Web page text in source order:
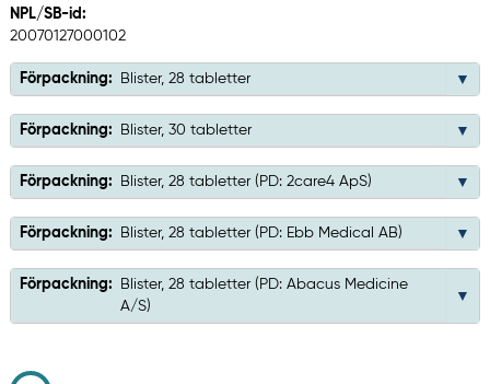
NPL/SB-id:
20070127000102
Förpackning: Blister, 28 tabletter
Förpackning: Blister, 30 tabletter
Förpackning: Blister, 28 tabletter (PD: 2care4 ApS)
Förpackning: Blister, 28 tabletter (PD: Ebb Medical AB)
Förpackning:
Blister, 28 tabletter (PD: Abacus Medicine
A/S)